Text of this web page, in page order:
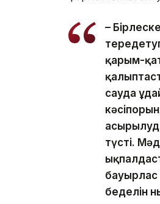
–
қарым-
сауда
түсті.
бауырлас
беделін